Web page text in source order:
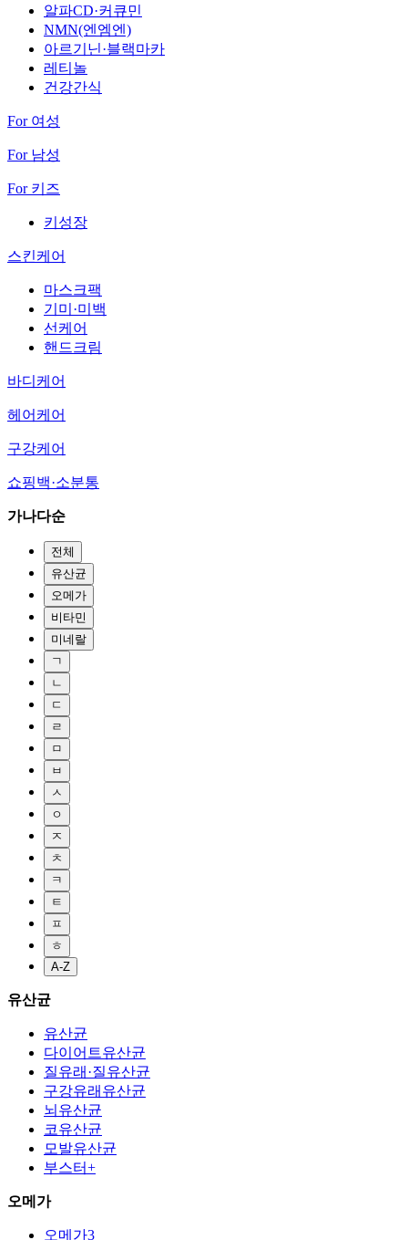
알파CD·커큐민
NMN(엔엠엔)
아르기닌·블랙마카
레티놀
건강간식
For 여성
For 남성
For 키즈
키성장
스킨케어
마스크팩
기미·미백
선케어
핸드크림
바디케어
헤어케어
구강케어
쇼핑백·소분통
가나다순
전체
유산균
오메가
비타민
미네랄
ㄱ
ㄴ
ㄷ
ㄹ
ㅁ
ㅂ
ㅅ
ㅇ
ㅈ
ㅊ
ㅋ
ㅌ
ㅍ
ㅎ
A-Z
유산균
유산균
다이어트유산균
질유래·질유산균
구강유래유산균
뇌유산균
코유산균
모발유산균
부스터+
오메가
오메가3